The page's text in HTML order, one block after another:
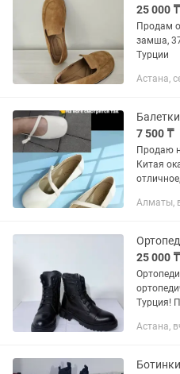
25 000 ₸
Продам
замша,
Турции
Астана,
7 500 ₸
Продаю
Китая
Алматы,
25 000 ₸
Турция!
зимние
Астана,
Ботинки